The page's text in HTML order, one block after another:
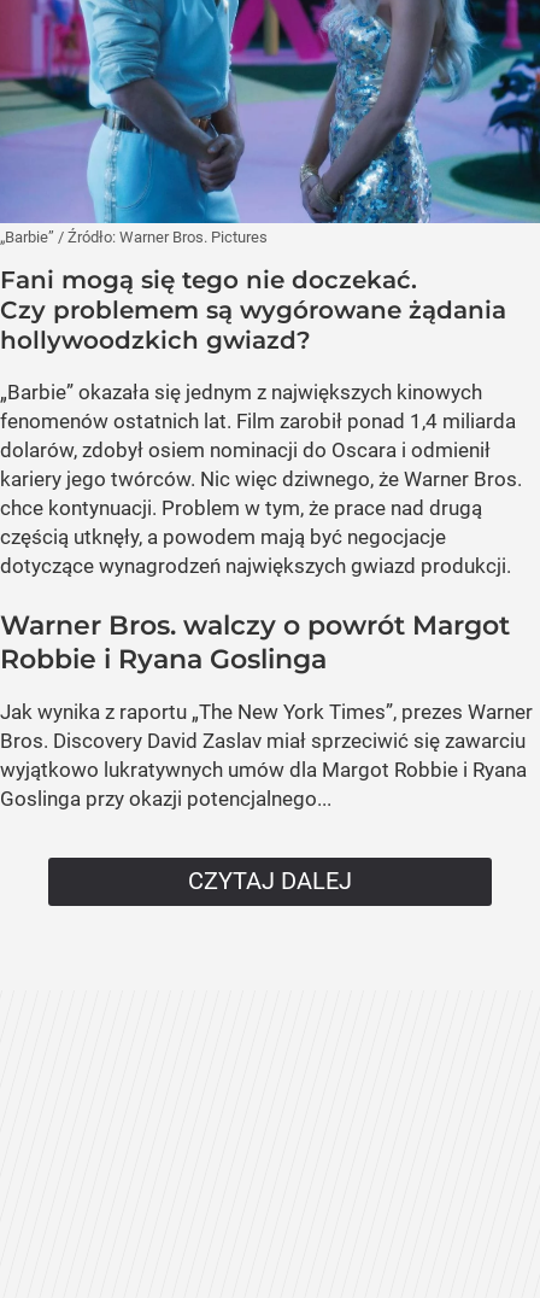
„Barbie” / Źródło: Warner Bros. Pictures
Fani mogą się tego nie doczekać.
Czy problemem są wygórowane żądania
hollywoodzkich gwiazd?
„Barbie” okazała się jednym z największych kinowych
fenomenów ostatnich lat. Film zarobił ponad 1,4 miliarda
dolarów, zdobył osiem nominacji do Oscara i odmienił
kariery jego twórców. Nic więc dziwnego, że Warner Bros.
chce kontynuacji. Problem w tym, że prace nad drugą
częścią utknęły, a powodem mają być negocjacje
dotyczące wynagrodzeń największych gwiazd produkcji.
Warner Bros. walczy o powrót Margot
Robbie i Ryana Goslinga
Jak wynika z raportu „The New York Times”, prezes Warner
Bros. Discovery David Zaslav miał sprzeciwić się zawarciu
wyjątkowo lukratywnych umów dla Margot Robbie i Ryana
Goslinga przy okazji potencjalnego...
CZYTAJ DALEJ